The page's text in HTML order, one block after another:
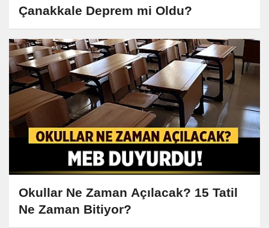
Çanakkale Deprem mi Oldu?
Okullar Ne Zaman Açılacak? 15 Tatil
Ne Zaman Bitiyor?